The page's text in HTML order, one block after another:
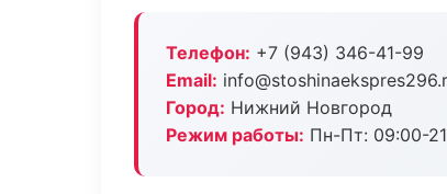
Телефон: +7 (943) 346-41-99
Email:
Город: Нижний Новгород
Режим работы: Пн-Пт: 09:00-